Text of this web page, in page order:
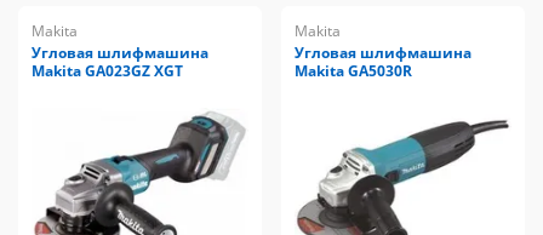
Makita
Угловая шлифмашина
Makita GA023GZ XGT
Makita
Угловая шлифмашина
Makita GA5030R